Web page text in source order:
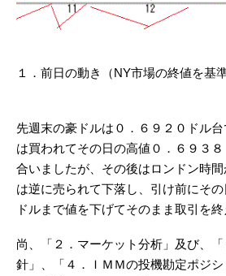
１．前日の動き（NY市場の終値を基
先週末の豪ドルは０．６９２０ドル
は買われてその日の高値０．６９３
合いましたが、その後はロンドン時
は逆に売られて下落し、引け前にそ
ドルまで値を下げてそのまま取引を終
尚、「２．マーケット分析」及び、
針」、「４．ＩＭＭの投機勘定ポジ